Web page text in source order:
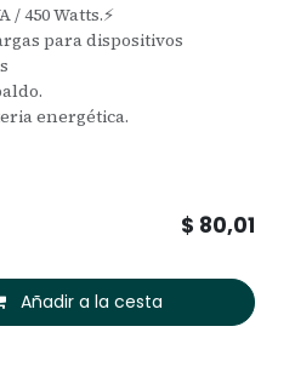
/ 450 Watts.⚡️
para dispositivos
energética.
Añadir a la cesta
$ 80,01